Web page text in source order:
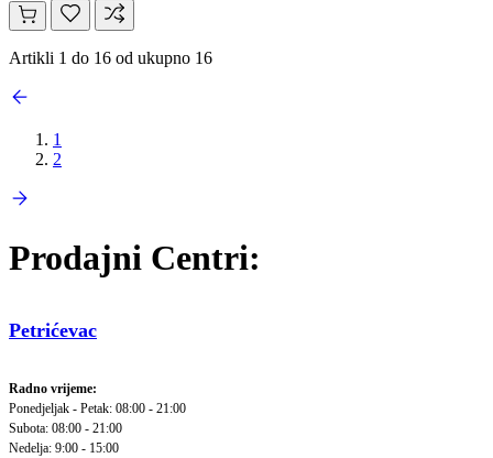
Artikli 1 do 16 od ukupno 16
1
2
Prodajni Centri:
Petrićevac
Radno vrijeme:
Ponedjeljak - Petak: 08:00 - 21:00
Subota: 08:00 - 21:00
Nedelja: 9:00 - 15:00